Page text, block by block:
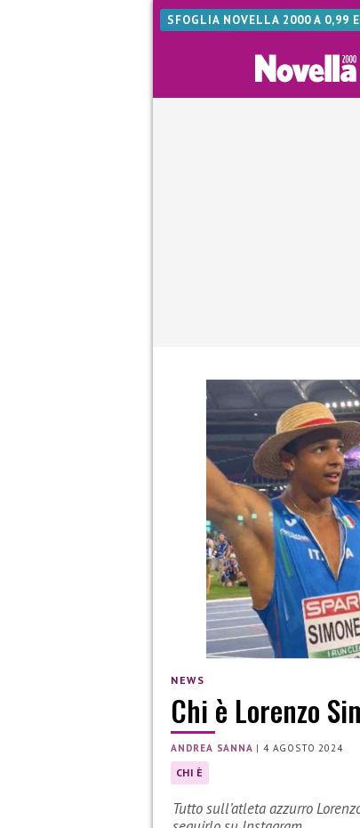
SFOGLIA NOVELLA 2000 A 0,99
NEWS
Chi è Lorenzo
ANDREA SANNA |4 AGOSTO 2024
CHI È
Tutto sull’atleta azzurro